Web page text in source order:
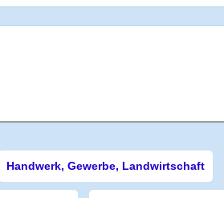
Handwerk, Gewerbe, Landwirtschaft